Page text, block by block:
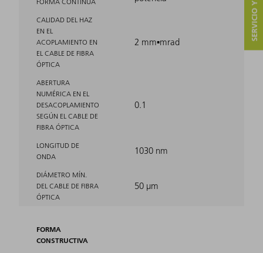
CALIDAD DEL HAZ
EN EL
ACOPLAMIENTO EN
EL CABLE DE FIBRA
ÓPTICA
2 mm▪mrad
ABERTURA
NUMÉRICA EN EL
DESACOPLAMIENTO
SEGÚN EL CABLE DE
FIBRA ÓPTICA
0.1
LONGITUD DE
ONDA
1030 nm
DIÁMETRO MÍN.
DEL CABLE DE FIBRA
ÓPTICA
50 μm
FORMA
CONSTRUCTIVA